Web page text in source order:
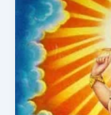
स्तोत्र
|
Aditya
Hridaya
Stotra